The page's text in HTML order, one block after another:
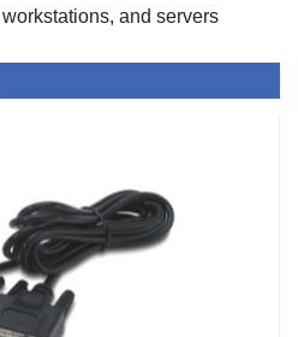
and servers